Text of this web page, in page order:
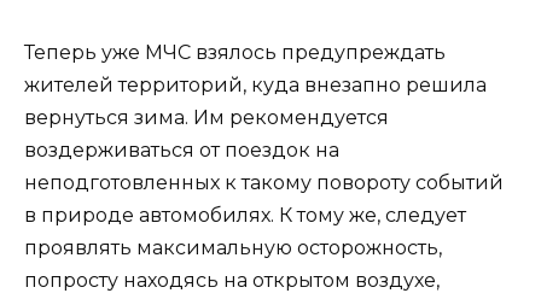
Теперь уже МЧС взялось предупреждать
жителей территорий, куда внезапно решила
вернуться зима. Им рекомендуется
воздерживаться от поездок на
неподготовленных к такому повороту событий
в природе автомобилях. К тому же, следует
проявлять максимальную осторожность,
попросту находясь на открытом воздухе,